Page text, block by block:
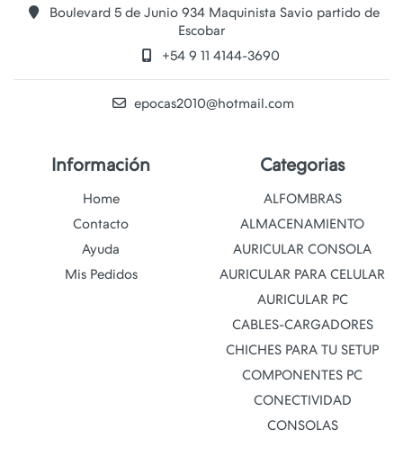
Boulevard 5 de Junio 934 Maquinista Savio partido de
Escobar
+54 9 11 4144-3690
epocas2010@hotmail.com
Información
Home
Contacto
Ayuda
Mis Pedidos
Categorias
ALFOMBRAS
ALMACENAMIENTO
AURICULAR CONSOLA
AURICULAR PARA CELULAR
AURICULAR PC
CABLES-CARGADORES
CHICHES PARA TU SETUP
COMPONENTES PC
CONECTIVIDAD
CONSOLAS